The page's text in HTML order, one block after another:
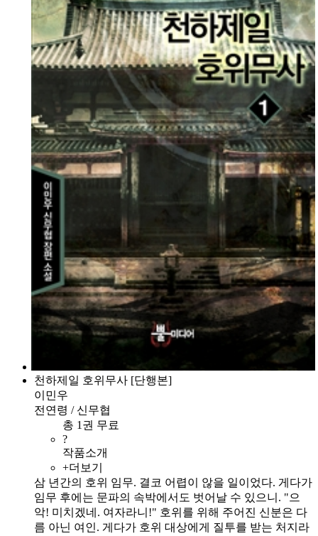
천하제일 호위무사 [단행본]
이민우
전연령 / 신무협
총 1권 무료
?
작품소개
+더보기
삼 년간의 호위 임무. 결코 어렵이 않을 일이었다. 게다가
임무 후에는 문파의 속박에서도 벗어날 수 있으니. "으
악! 미치겠네. 여자라니!" 호위를 위해 주어진 신분은 다
름 아닌 여인. 게다가 호위 대상에게 질투를 받는 처지라